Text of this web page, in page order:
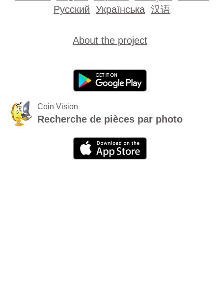
Русский Українська 汉语
About the project
Coin Vision
Recherche de pièces par photo